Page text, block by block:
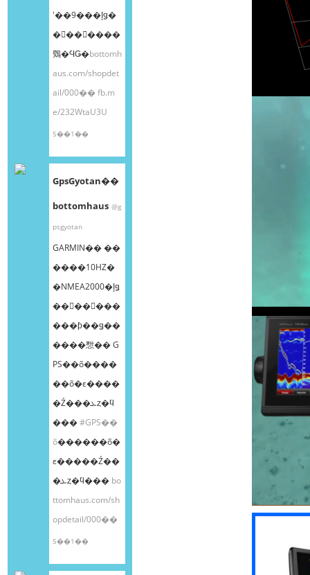
ʽ��9���إǥ�
�󥰥��󥵡����
䳫�ϤǤ�bottomh
aus.com/shopdet
ail/000��fb.m
e/232WtaU3U
5��1��
GpsGyotan��
bottomhaus @g
psgyotan
GARMIN�� ��
����10HZ�
�NMEA2000�إǥ
��󥰥��󥵡���
���ƥ��ǥ��
����㥹�� G
PS��õ����
��õ�ε����
�Ź���ܥȥ�ϥ
���#GPS��
õ������õ�
ε�����Ź��
�ܥȥ�ϥ��� bo
ttomhaus.com/sh
opdetail/000��
5��1��